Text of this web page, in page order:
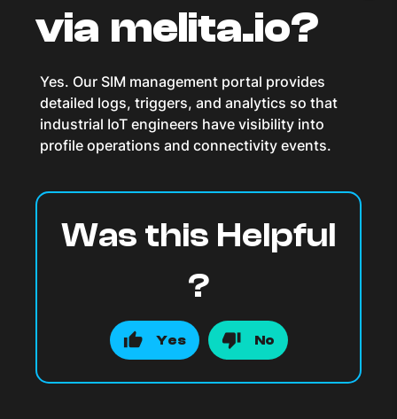
via melita.io?
Yes. Our SIM management portal provides
detailed logs, triggers, and analytics so that
industrial IoT engineers have visibility into
profile operations and connectivity events.
Was this Helpful
?
Yes No